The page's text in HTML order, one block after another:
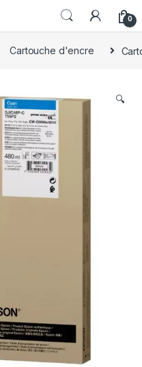
0
Cartouche d'encre
🔍